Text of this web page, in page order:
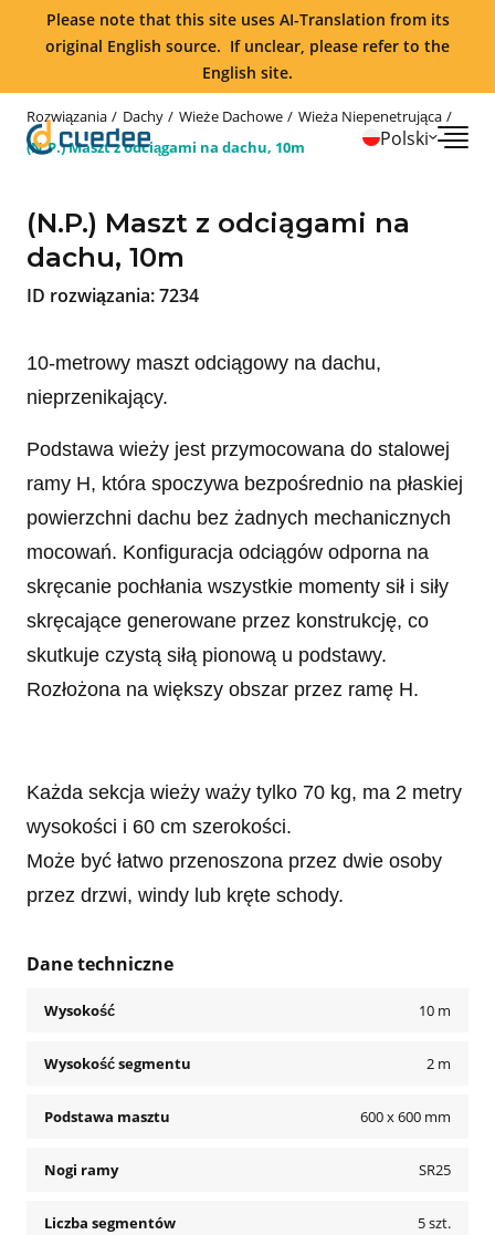
Please note that this site uses AI-Translation from its
original English source. If unclear, please refer to the
English site.
Polski
Rozwiązania Dachy Wieże Dachowe
Wieża Niepenetrująca
(N.P.) Maszt z odciągami na dachu, 10m
(N.P.) Maszt z odciągami na
dachu, 10m
ID rozwiązania:7234
10-metrowy maszt odciągowy na dachu,
nieprzenikający.
Podstawa wieży jest przymocowana do stalowej
ramy H, która spoczywa bezpośrednio na płaskiej
powierzchni dachu bez żadnych mechanicznych
mocowań. Konfiguracja odciągów odporna na
skręcanie pochłania wszystkie momenty sił i siły
skręcające generowane przez konstrukcję, co
skutkuje czystą siłą pionową u podstawy.
Rozłożona na większy obszar przez ramę H.
Każda sekcja wieży waży tylko 70 kg, ma 2 metry
wysokości i 60 cm szerokości.
Może być łatwo przenoszona przez dwie osoby
przez drzwi, windy lub kręte schody.
Dane techniczne
Wysokość 10 m
Wysokość segmentu 2 m
Podstawa masztu 600 x 600 mm
Nogi ramy SR25
Liczba segmentów 5 szt.